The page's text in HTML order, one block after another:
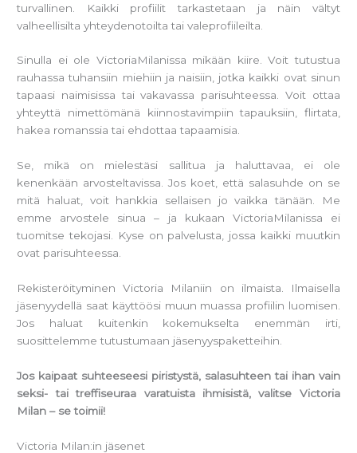
turvallinen. Kaikki profiilit tarkastetaan ja näin vältyt
valheellisilta yhteydenotoilta tai valeprofiileilta.
Sinulla ei ole VictoriaMilanissa mikään kiire. Voit tutustua
rauhassa tuhansiin miehiin ja naisiin, jotka kaikki ovat sinun
tapaasi naimisissa tai vakavassa parisuhteessa. Voit ottaa
yhteyttä nimettömänä kiinnostavimpiin tapauksiin, flirtata,
hakea romanssia tai ehdottaa tapaamisia.
Se, mikä on mielestäsi sallitua ja haluttavaa, ei ole
kenenkään arvosteltavissa. Jos koet, että salasuhde on se
mitä haluat, voit hankkia sellaisen jo vaikka tänään. Me
emme arvostele sinua – ja kukaan VictoriaMilanissa ei
tuomitse tekojasi. Kyse on palvelusta, jossa kaikki muutkin
ovat parisuhteessa.
Rekisteröityminen Victoria Milaniin on ilmaista. Ilmaisella
jäsenyydellä saat käyttöösi muun muassa profiilin luomisen.
Jos haluat kuitenkin kokemukselta enemmän irti,
suosittelemme tutustumaan jäsenyyspaketteihin.
Jos kaipaat suhteeseesi piristystä, salasuhteen tai ihan vain
seksi- tai treffiseuraa varatuista ihmisistä, valitse Victoria
Milan – se toimii!
Victoria Milan:in jäsenet